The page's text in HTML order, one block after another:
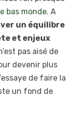
bas monde. A
un équilibre
et enjeux
pas aisé de
devenir plus
de faire la
un fond de